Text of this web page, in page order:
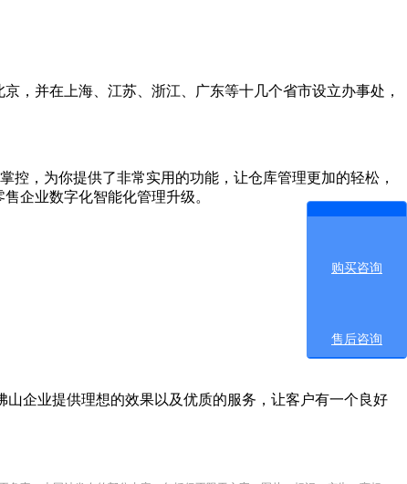
并在上海、江苏、浙江、广东等十几个省市设立办事处，
，为你提供了非常实用的功能，让仓库管理更加的轻松，
企业数字化智能化管理升级。
企业提供理想的效果以及优质的服务，让客户有一个良好
购买咨询
售后咨询